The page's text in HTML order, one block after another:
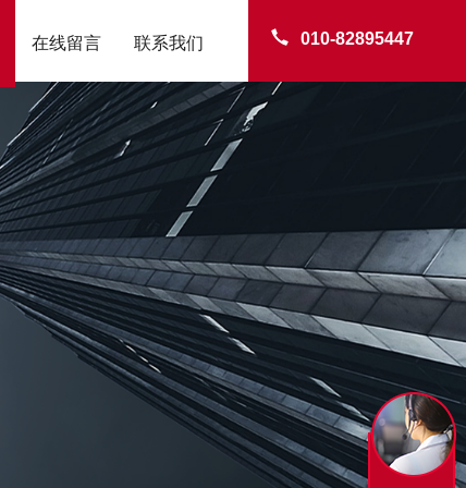
010-82895447
在线留言 联系我们